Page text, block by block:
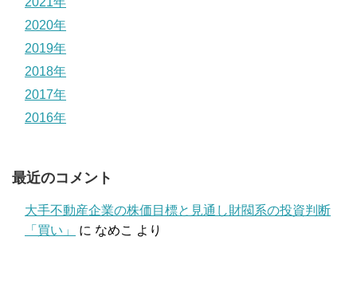
2020年
2019年
2018年
2017年
2016年
最近のコメント
大手不動産企業の株価目標と見通し財閥系の投資判断
「買い」
に なめこ より